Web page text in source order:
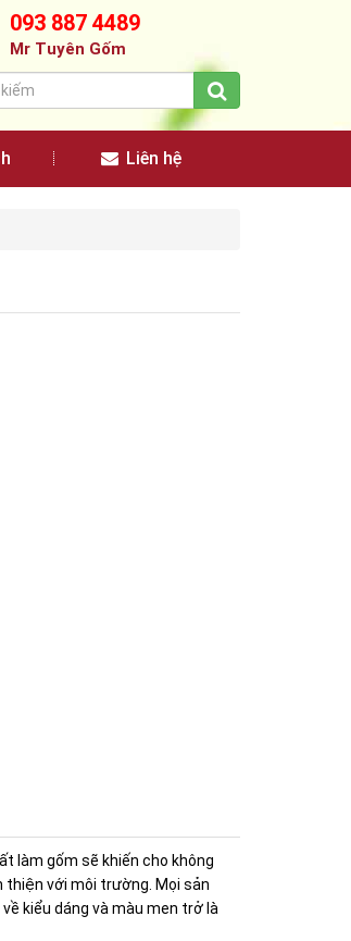
093 887 4489
Mr Tuyên Gốm
Liên hệ
làm gốm sẽ khiến cho không
thiện với môi trường. Mọi sản
kiểu dáng và màu men trở là